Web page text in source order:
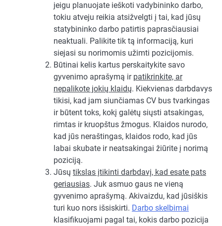
jeigu planuojate ieškoti vadybininko darbo,
tokiu atveju reikia atsižvelgti į tai, kad jūsų
statybininko darbo patirtis paprasčiausiai
neaktuali. Palikite tik tą informaciją, kuri
siejasi su norimomis užimti pozicijomis.
Būtinai kelis kartus perskaitykite savo
gyvenimo aprašymą ir patikrinkite, ar
nepalikote jokių klaidų. Kiekvienas darbdavys
tikisi, kad jam siunčiamas CV bus tvarkingas
ir būtent toks, kokį galėtų siųsti atsakingas,
rimtas ir kruopštus žmogus. Klaidos nurodo,
kad jūs neraštingas, klaidos rodo, kad jūs
labai skubate ir neatsakingai žiūrite į norimą
poziciją.
Jūsų tikslas įtikinti darbdavį, kad esate pats
geriausias. Juk asmuo gaus ne vieną
gyvenimo aprašymą. Akivaizdu, kad jūsiškis
turi kuo nors išsiskirti. Darbo skelbimai
klasifikuojami pagal tai, kokis darbo pozicija